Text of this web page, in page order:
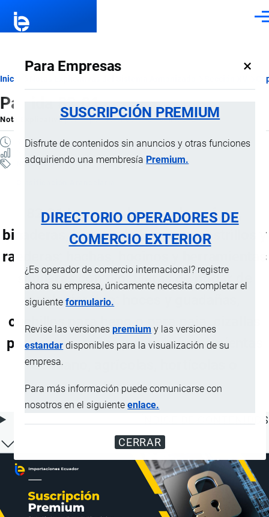
Para Empresas ×
SUSCRIPCIÓN PREMIUM
Disfrute de contenidos sin anuncios y otras funciones
adquiriendo una membresía Premium.
DIRECTORIO OPERADORES DE
COMERCIO EXTERIOR
¿Es operador de comercio internacional? registre
ahora su empresa, únicamente necesita completar el
siguienteformulario.
Revise las versionespremium y las versiones
estandar disponibles para la visualización de su
empresa.
Para más información puede comunicarse con
nosotros en el siguienteenlace.
CERRAR
Ruta
de
navegación
Inicio
Partida 82.01
Nota ExplicativaporImportaciones …, 21 Julio, 2024
3 MINUTOS
Notas Explicativas
82.01 Layas, palas, azadas, picos,
binaderas, horcas de labranza, rastrillos y
raederas; hachas, hocinos y herramientas
similares con filo; tijeras de podar de
cualquier tipo; hoces y guadañas,
cuchillos para heno o para paja, cizallas
para setos, cuñas y demás herramientas
de mano, agrícolas, hortícolas o
forestales
ÍNDICE DE CONTENIDOS